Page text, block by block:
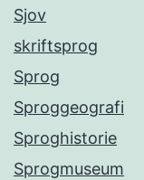
Sjov
skriftsprog
Sprog
Sproggeografi
Sproghistorie
Sprogmuseum